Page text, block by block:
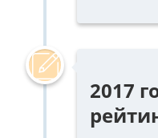
2017